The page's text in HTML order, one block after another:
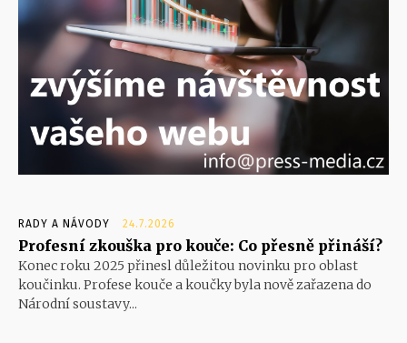
RADY A NÁVODY 24.7.2026
Profesní zkouška pro kouče: Co přesně přináší?
Konec roku 2025 přinesl důležitou novinku pro oblast
koučinku. Profese kouče a koučky byla nově zařazena do
Národní soustavy...